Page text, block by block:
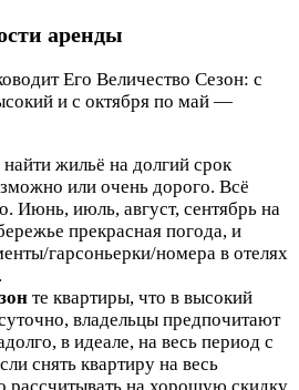
аренды
Его Величество Сезон: с
и с октября по май —
найти жильё на долгий срок
или очень дорого. Всё
Июнь, июль, август, сентябрь на
прекрасная погода, и
гарсоньерки/номера в отелях
те квартиры, что в высокий
владельцы предпочитают
в идеале, на весь период с
снять квартиру на весь